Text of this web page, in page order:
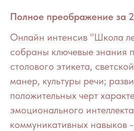
Полное преображение за
Онлайн интенсив "Школа
собраны ключевые знания
столового этикета,
манер, культуры речи;
положительных черт
эмоционального
коммуникативных навыков